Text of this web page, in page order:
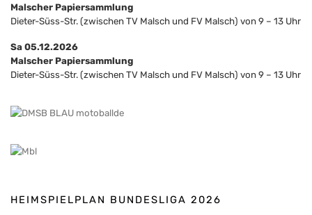
Malscher Papiersammlung
Dieter-Süss-Str. (zwischen TV Malsch und FV Malsch) von 9 – 13 Uhr
Sa 05.12.2026
Malscher Papiersammlung
Dieter-Süss-Str. (zwischen TV Malsch und FV Malsch) von 9 – 13 Uhr
HEIMSPIELPLAN BUNDESLIGA 2026